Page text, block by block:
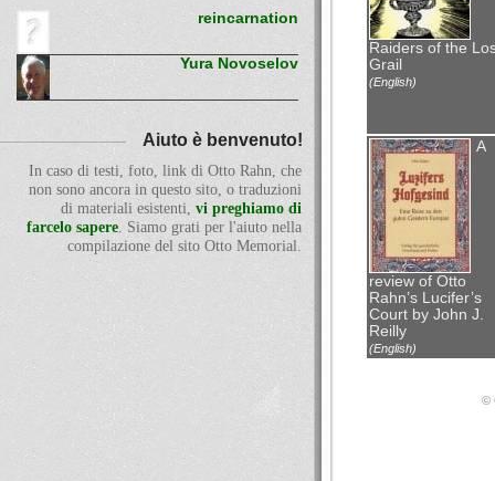
Raiders of the
Grail
(English)
A
review of Otto
Rahn’s Lucifer’s
Court by John J.
Reilly
(English)
reincarnation
Yura Novoselov
Aiuto è benvenuto!
In caso di testi, foto, link di Otto Rahn, che
non sono ancora in questo sito, o traduzioni
di materiali esistenti, vi preghiamo di
farcelo sapere. Siamo grati per l'aiuto nella
compilazione del sito Otto Memorial.
©